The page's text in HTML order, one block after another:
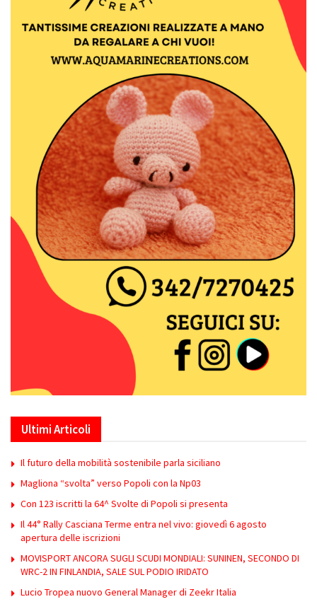
Ultimi Articoli
Il futuro della mobilità sostenibile parla siciliano
Magliona “svolta” verso Popoli con la Np03
Con 123 iscritti la 64^ Svolte di Popoli si presenta
Il 44° Rally Casciana Terme entra nel vivo: giovedì 6 agosto
apertura delle iscrizioni
MOVISPORT ANCORA SUGLI SCUDI MONDIALI: SUNINEN, SECONDO DI
WRC-2 IN FINLANDIA, SALE SUL PODIO IRIDATO
Lucio Tropea nuovo General Manager di Zeekr Italia